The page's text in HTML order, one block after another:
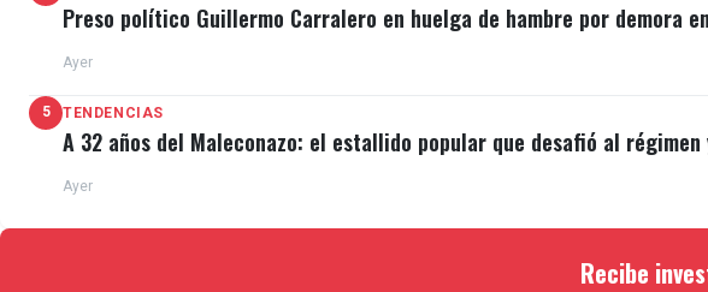
Preso político Guillermo Carralero en huelga de hambre por demora
Ayer
5 TENDENCIAS
A 32 años del Maleconazo: el estallido popular que desafió al régimen
Ayer
Recibe